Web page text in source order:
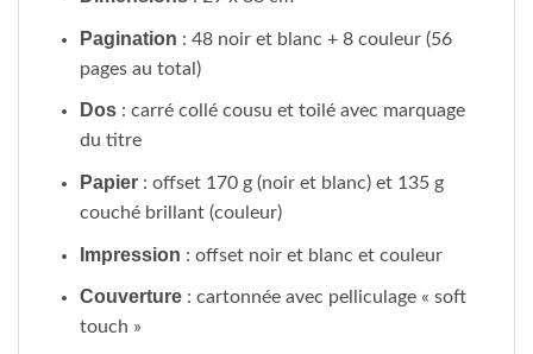
Pagination : 48 noir et blanc + 8 couleur (56
pages au total)
Dos: carré collé cousu et toilé avec marquage
du titre
Papier: offset 170 g (noir et blanc) et 135 g
couché brillant (couleur)
Impression : offset noir et blanc et couleur
Couverture: cartonnée avec pelliculage « soft
touch »